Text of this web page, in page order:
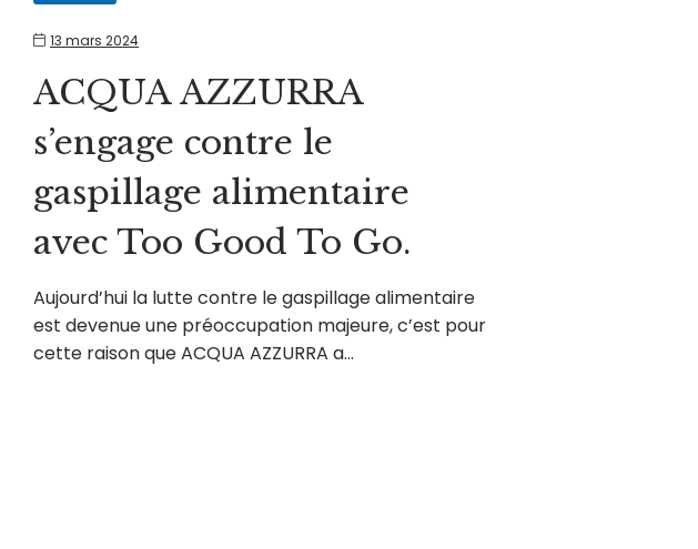
13 mars 2024
ACQUA AZZURRA
s’engage contre le
gaspillage alimentaire
avec Too Good To Go.
Aujourd’hui la lutte contre le gaspillage alimentaire
est devenue une préoccupation majeure, c’est pour
cette raison que ACQUA AZZURRA a…